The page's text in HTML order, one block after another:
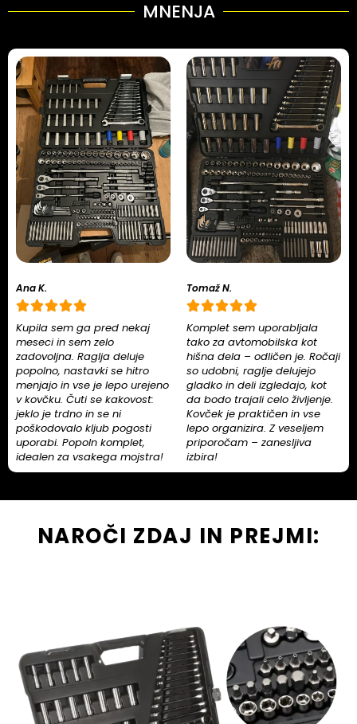
MNENJA
Ana K.
Kupila sem ga pred nekaj
meseci in sem zelo
zadovoljna. Raglja deluje
popolno, nastavki se hitro
menjajo in vse je lepo urejeno
v kovčku. Čuti se kakovost:
jeklo je trdno in se ni
poškodovalo kljub pogosti
uporabi. Popoln komplet,
idealen za vsakega mojstra!
Tomaž N.
Komplet sem uporabljala
tako za avtomobilska kot
hišna dela – odličen je. Ročaji
so udobni, raglje delujejo
gladko in deli izgledajo, kot
da bodo trajali celo življenje.
Kovček je praktičen in vse
lepo organizira. Z veseljem
priporočam – zanesljiva
izbira!
NAROČI ZDAJ IN PREJMI: